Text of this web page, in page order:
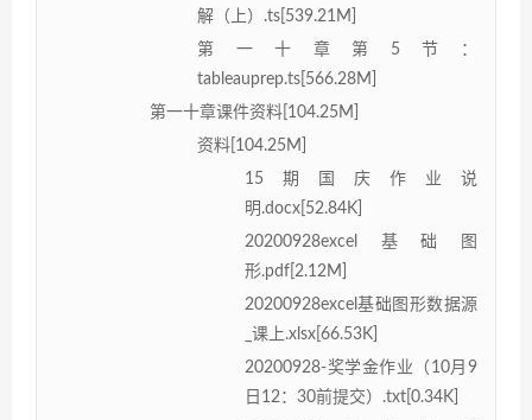
解（上）.ts[539.21M]
第一十章第5节：
tableauprep.ts[566.28M]
第一十章课件资料[104.25M]
资料[104.25M]
15期国庆作业说
明.docx[52.84K]
20200928excel基础图
形.pdf[2.12M]
20200928excel基础图形数据源
_课上.xlsx[66.53K]
20200928-奖学金作业（10月9
日12：30前提交）.txt[0.34K]